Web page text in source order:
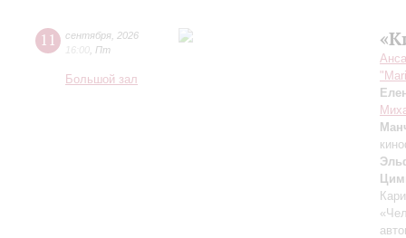
11 сентября 2026
16:00 Пт
Большой зал